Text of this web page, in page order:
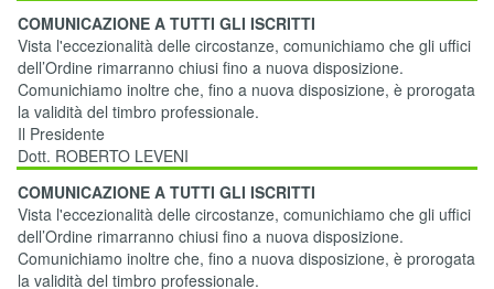
COMUNICAZIONE A TUTTI GLI ISCRITTI
Vista l'eccezionalità delle circostanze, comunichiamo che gli uffici
dell’Ordine rimarranno chiusi fino a nuova disposizione.
Comunichiamo inoltre che, fino a nuova disposizione, è prorogata
la validità del timbro professionale.
Il Presidente
Dott. ROBERTO LEVENI
COMUNICAZIONE A TUTTI GLI ISCRITTI
Vista l'eccezionalità delle circostanze, comunichiamo che gli uffici
dell’Ordine rimarranno chiusi fino a nuova disposizione.
Comunichiamo inoltre che, fino a nuova disposizione, è prorogata
la validità del timbro professionale.